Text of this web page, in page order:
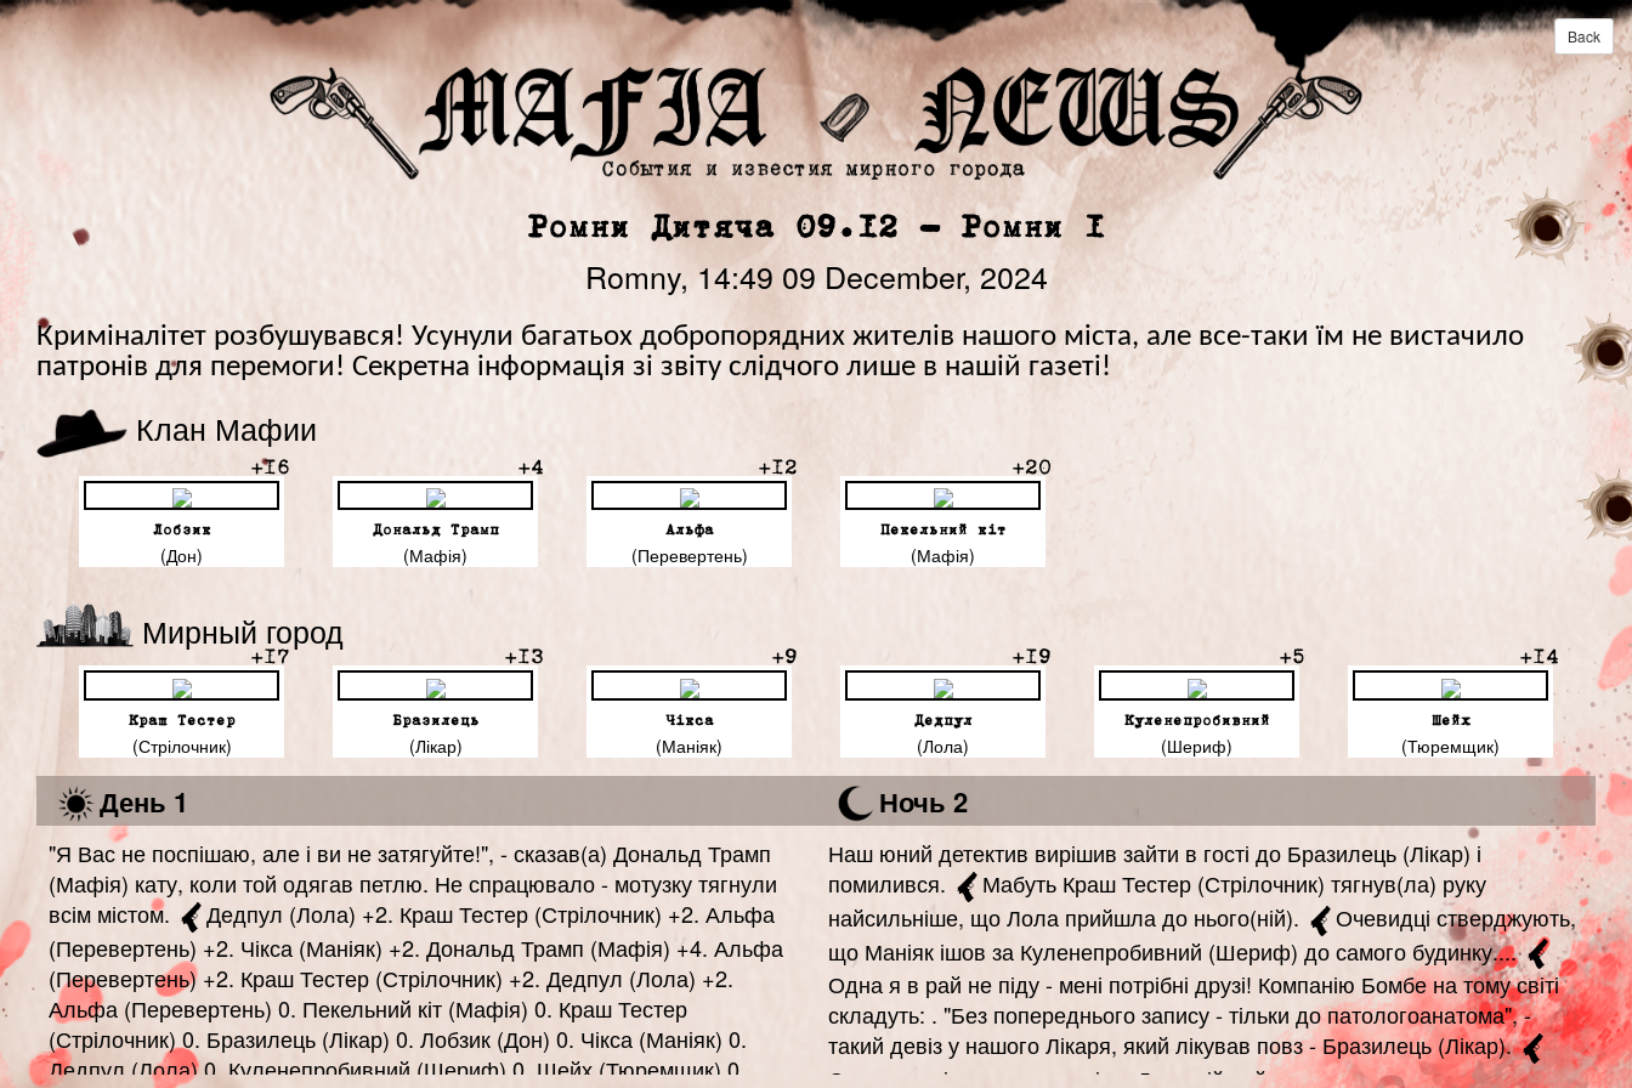
Back
Ромни Дитяча 09.12 - Ромни 1
Romny,14:49 09 December, 2024
Криміналітет розбушувався! Усунули багатьох добропорядних жителів нашого міста, але все-таки їм не вистачило
патронів для перемоги! Секретна інформація зі звіту слідчого лише в нашій газеті!
Клан Мафии
+16
Лобзик
(Дон)
+4
Дональд Трамп
(Мафія)
+12
Альфа
(Перевертень)
+20
Пекельний кіт
(Мафія)
Мирный город
+17
Краш Тестер
(Стрілочник)
+13
Бразилець
(Лікар)
+9
Чікса
(Маніяк)
+19
Дедпул
(Лола)
+5
Куленепробивний
(Шериф)
+14
Шейх
(Тюремщик)
День 1
"Я Вас не поспішаю, але і ви не затягуйте!", - сказав(а) Дональд Трамп
(Мафія) кату, коли той одягав петлю. Не спрацювало - мотузку тягнули
всім містом.
Дедпул (Лола) +2. Краш Тестер (Стрілочник) +2. Альфа
(Перевертень) +2. Чікса (Маніяк) +2. Дональд Трамп (Мафія) +4. Альфа
(Перевертень) +2. Краш Тестер (Стрілочник) +2. Дедпул (Лола) +2.
Альфа (Перевертень) 0. Пекельний кіт (Мафія) 0. Краш Тестер
(Стрілочник) 0. Бразилець (Лікар) 0. Лобзик (Дон) 0. Чікса (Маніяк) 0.
Дедпул (Лола) 0. Куленепробивний (Шериф) 0. Шейх (Тюремщик) 0.
Ночь 2
Наш юний детектив вирішив зайти в гості до Бразилець (Лікар) і
помилився.
Мабуть Краш Тестер (Стрілочник) тягнув(ла) руку
найсильніше, що Лола прийшла до нього(ній).
Очевидці стверджують,
що Маніяк ішов за Куленепробивний (Шериф) до самого будинку....
Одна я в рай не піду - мені потрібні друзі! Компанію Бомбе на тому світі
складуть: . "Без попереднього запису - тільки до патологоанатома", -
такий девіз у нашого Лікаря, який лікував повз - Бразилець (Лікар).
Список замінованих гравців: . Док, твій рейтинг отримав плюс нуль за